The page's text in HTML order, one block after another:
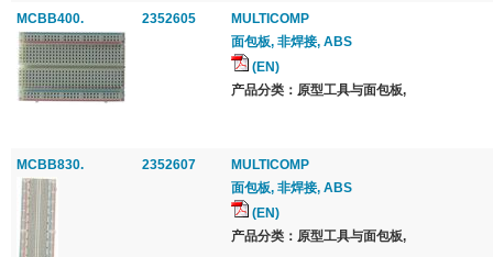
MCBB400. 2352605
MULTICOMP
面包板, 非焊接, ABS
(EN)
产品分类：原型工具与面包板,
MCBB830. 2352607
MULTICOMP
面包板, 非焊接, ABS
(EN)
产品分类：原型工具与面包板,